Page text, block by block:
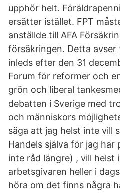
upphör helt.
ersätter istället. FPT
anställde till AFA
försäkringen. Detta
inleds efter den 31
Forum för reformer och
grön och liberal
debatten i Sverige med
och människors
säga att jag helst inte vill
Handels själva för jag
inte råd längre) , vill helst
arbetsgivaren heller i
höra om det finns några